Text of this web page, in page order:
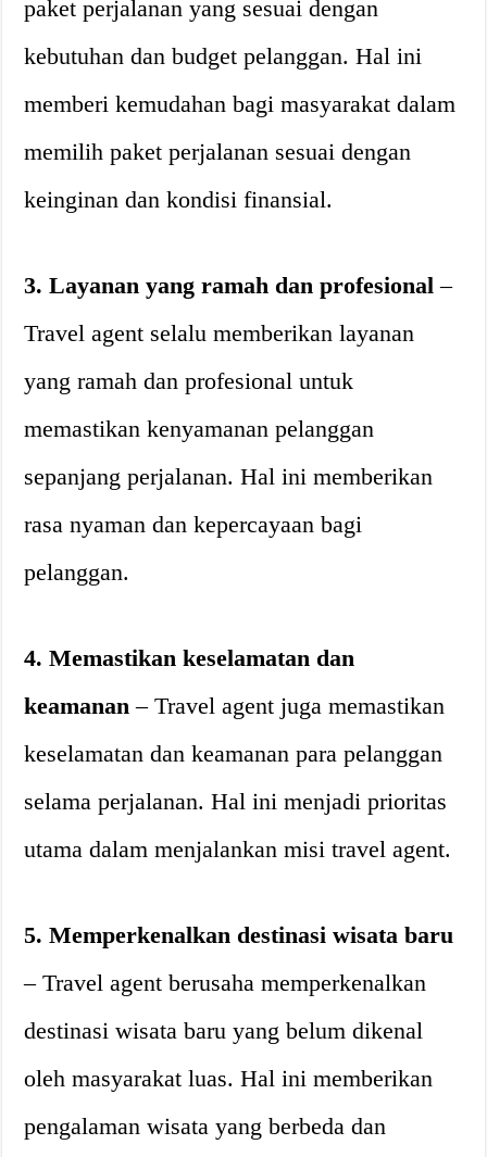
paket perjalanan yang sesuai dengan
kebutuhan dan budget pelanggan. Hal ini
memberi kemudahan bagi masyarakat dalam
memilih paket perjalanan sesuai dengan
keinginan dan kondisi finansial.
3. Layanan yang ramah dan profesional –
Travel agent selalu memberikan layanan
yang ramah dan profesional untuk
memastikan kenyamanan pelanggan
sepanjang perjalanan. Hal ini memberikan
rasa nyaman dan kepercayaan bagi
pelanggan.
4. Memastikan keselamatan dan
keamanan – Travel agent juga memastikan
keselamatan dan keamanan para pelanggan
selama perjalanan. Hal ini menjadi prioritas
utama dalam menjalankan misi travel agent.
5. Memperkenalkan destinasi wisata baru
– Travel agent berusaha memperkenalkan
destinasi wisata baru yang belum dikenal
oleh masyarakat luas. Hal ini memberikan
pengalaman wisata yang berbeda dan